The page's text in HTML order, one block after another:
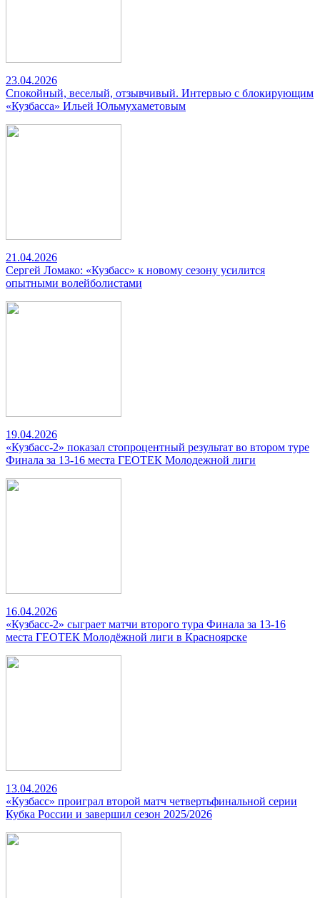
23.04.2026
Спокойный, веселый, отзывчивый. Интервью с блокирующим
«Кузбасса» Ильей Юльмухаметовым
21.04.2026
Сергей Ломако: «Кузбасс» к новому сезону усилится
опытными волейболистами
19.04.2026
«Кузбасс-2» показал стопроцентный результат во втором туре
Финала за 13-16 места ГЕОТЕК Молодежной лиги
16.04.2026
«Кузбасс-2» сыграет матчи второго тура Финала за 13-16
места ГЕОТЕК Молодёжной лиги в Красноярске
13.04.2026
«Кузбасс» проиграл второй матч четвертьфинальной серии
Кубка России и завершил сезон 2025/2026